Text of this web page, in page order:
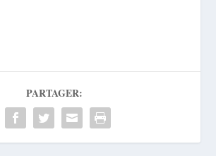
PARTAGER: